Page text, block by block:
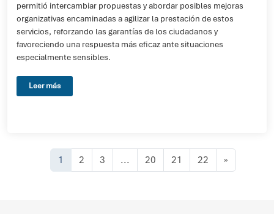
permitió intercambiar propuestas y abordar posibles mejoras
organizativas encaminadas a agilizar la prestación de estos
servicios, reforzando las garantías de los ciudadanos y
favoreciendo una respuesta más eficaz ante situaciones
especialmente sensibles.
Leer más
1 2 3 ... 20 21 22 »